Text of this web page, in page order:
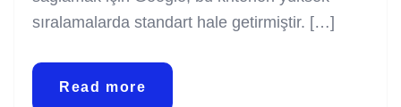
sıralamalarda standart hale getirmiştir. […]
Read more